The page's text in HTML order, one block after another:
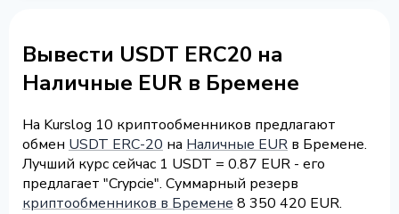
Вывести USDT ERC20 на
Наличные EUR в Бремене
На Kurslog 10 криптообменников предлагают
обмен USDT ERC-20 на Наличные EUR в Бремене.
Лучший курс сейчас 1 USDT = 0.87 EUR - его
предлагает "Crypcie". Суммарный резерв
криптообменников в Бремене 8 350 420 EUR.